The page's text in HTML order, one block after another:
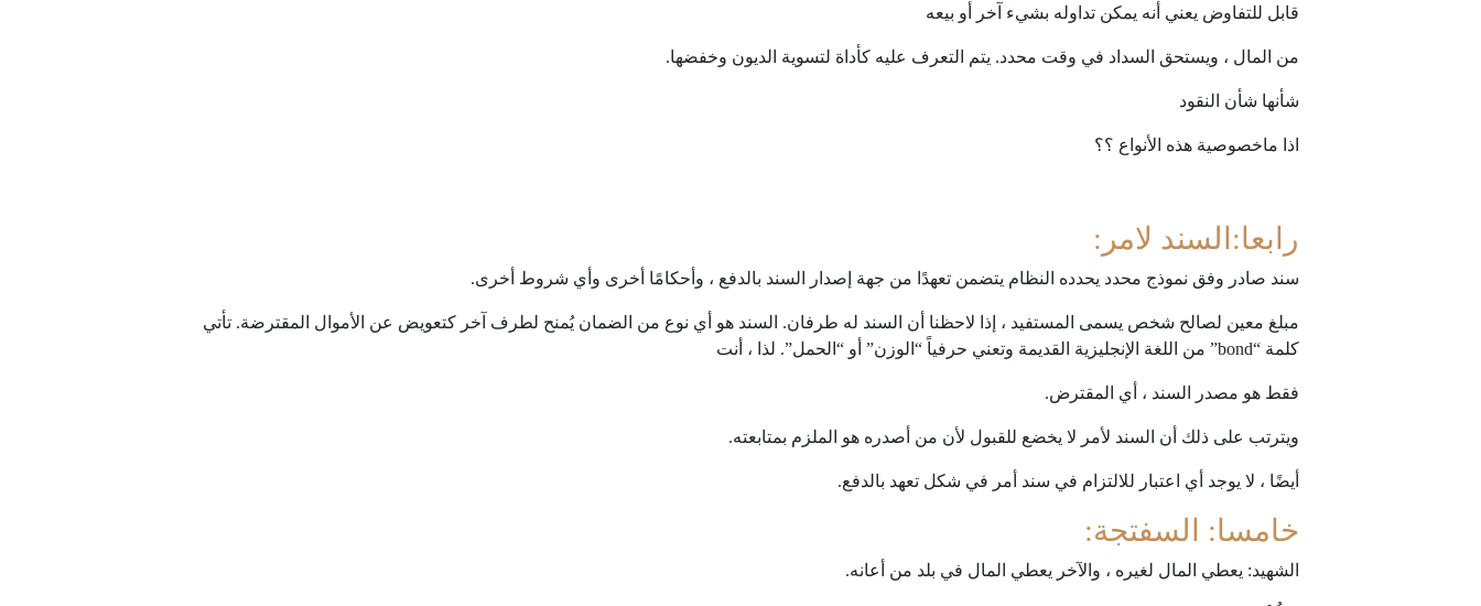
قابل للتفاوض يعني أنه يمكن تداوله بشيء آخر أو بيعه
من المال ، ويستحق السداد في وقت محدد. يتم التعرف عليه كأداة لتسوية الديون وخفضها.
شأنها شأن النقود
اذا ماخصوصية هذه الأنواع ؟؟
رابعا:السند لامر:
سند صادر وفق نموذج محدد يحدده النظام يتضمن تعهدًا من جهة إصدار السند بالدفع ، وأحكامًا أخرى وأي شروط أخرى.
مبلغ معين لصالح شخص يسمى المستفيد ، إذا لاحظنا أن السند له طرفان. السند هو أي نوع من الضمان يُمنح لطرف آخر كتعويض عن الأموال المقترضة. تأتي
كلمة “bond” من اللغة الإنجليزية القديمة وتعني حرفياً “الوزن” أو “الحمل”. لذا ، أنت
فقط هو مصدر السند ، أي المقترض.
ويترتب على ذلك أن السند لأمر لا يخضع للقبول لأن من أصدره هو الملزم بمتابعته.
أيضًا ، لا يوجد أي اعتبار للالتزام في سند أمر في شكل تعهد بالدفع.
خامسا: السفتجة:
الشهيد: يعطي المال لغيره ، والآخر يعطي المال في بلد من أعانه.